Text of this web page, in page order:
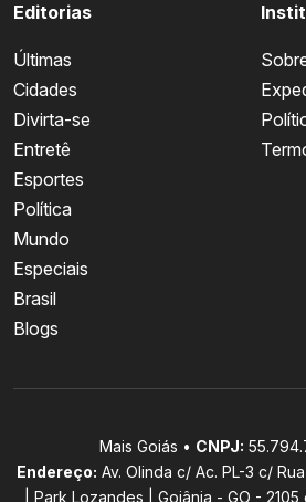
Editorias
Últimas
Cidades
Divirta-se
Entretê
Esportes
Política
Mundo
Especiais
Brasil
Blogs
Mais Goiás • CNPJ:
Endereço: Av. Olinda c/ Ac. PL-3 c/
| Park Lozandes | Goiânia - GO - 2105